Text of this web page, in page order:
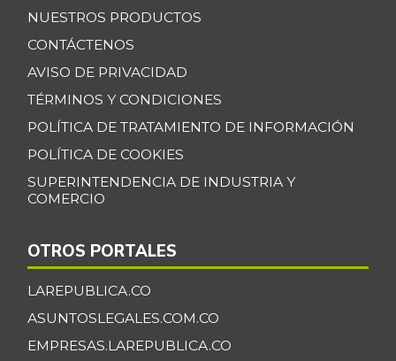
NUESTROS PRODUCTOS
CONTÁCTENOS
AVISO DE PRIVACIDAD
TÉRMINOS Y CONDICIONES
POLÍTICA DE TRATAMIENTO DE INFORMACIÓN
POLÍTICA DE COOKIES
SUPERINTENDENCIA DE INDUSTRIA Y
COMERCIO
OTROS PORTALES
LAREPUBLICA.CO
ASUNTOSLEGALES.COM.CO
EMPRESAS.LAREPUBLICA.CO